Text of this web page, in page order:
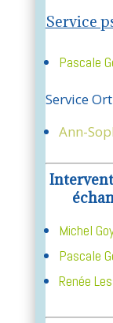
Service
Pascale
Service
Ann-
Michel
Pascale
Renée